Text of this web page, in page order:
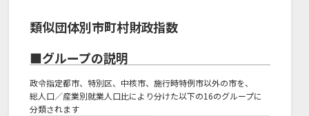
類似団体別市町村財政指数
■グループの説明
政令指定都市、特別区、中核市、施行時特例市以外の市を、
総人口／産業別就業人口比により分けた以下の16のグループに
分類されます